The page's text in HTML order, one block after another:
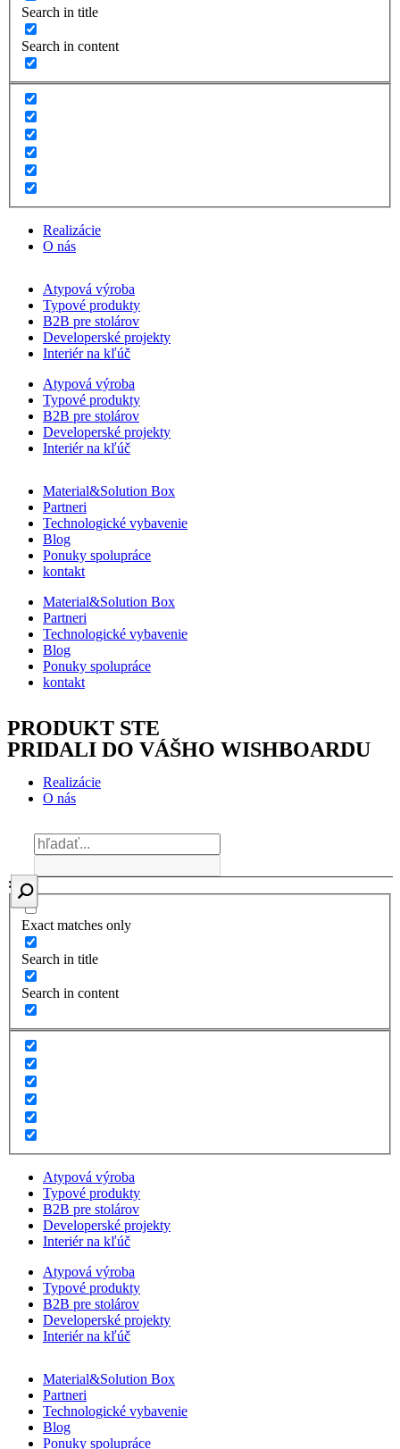
Search in title
Search in content
Realizácie
O nás
Atypová výroba
Typové produkty
B2B pre stolárov
Developerské projekty
Interiér na kľúč
Atypová výroba
Typové produkty
B2B pre stolárov
Developerské projekty
Interiér na kľúč
Material&Solution Box
Partneri
Technologické vybavenie
Blog
Ponuky spolupráce
kontakt
Material&Solution Box
Partneri
Technologické vybavenie
Blog
Ponuky spolupráce
kontakt
PRODUKT STE
PRIDALI DO VÁŠHO WISHBOARDU
Realizácie
O nás
Exact matches only
Search in title
Search in content
Atypová výroba
Typové produkty
B2B pre stolárov
Developerské projekty
Interiér na kľúč
Atypová výroba
Typové produkty
B2B pre stolárov
Developerské projekty
Interiér na kľúč
Material&Solution Box
Partneri
Technologické vybavenie
Blog
Ponuky spolupráce